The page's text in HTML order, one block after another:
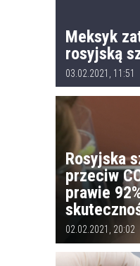
Meksyk
rosyjską
03.02.2021, 11:51
Rosyjska
przeciw
prawie
02.02.2021, 20:02